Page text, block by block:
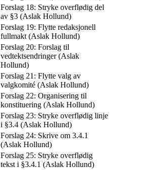
Forslag 18: Stryke overflødig del
av §3 (Aslak Hollund)
Forslag 19: Flytte redaksjonell
fullmakt (Aslak Hollund)
Forslag 20: Forslag til
vedtektsendringer (Aslak
Hollund)
Forslag 21: Flytte valg av
valgkomité (Aslak Hollund)
Forslag 22: Organisering til
konstituering (Aslak Hollund)
Forslag 23: Stryke overflødig linje
i §3.4 (Aslak Hollund)
Forslag 24: Skrive om 3.4.1
(Aslak Hollund)
Forslag 25: Stryke overflødig
tekst i §3.4.1 (Aslak Hollund)